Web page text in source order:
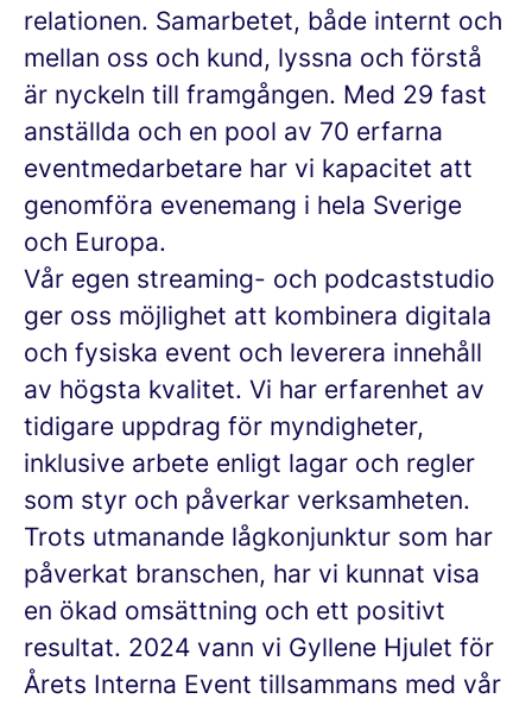
relationen. Samarbetet, både internt och
mellan oss och kund, lyssna och förstå
är nyckeln till framgången. Med 29 fast
anställda och en pool av 70 erfarna
eventmedarbetare har vi kapacitet att
genomföra evenemang i hela Sverige
och Europa.
Vår egen streaming- och podcaststudio
ger oss möjlighet att kombinera digitala
och fysiska event och leverera innehåll
av högsta kvalitet. Vi har erfarenhet av
tidigare uppdrag för myndigheter,
inklusive arbete enligt lagar och regler
som styr och påverkar verksamheten.
Trots utmanande lågkonjunktur som har
påverkat branschen, har vi kunnat visa
en ökad omsättning och ett positivt
resultat. 2024 vann vi Gyllene Hjulet för
Årets Interna Event tillsammans med vår